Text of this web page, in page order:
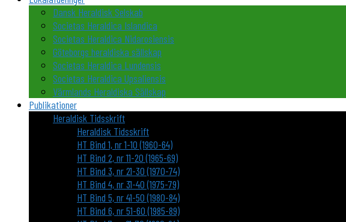
Dansk Heraldisk Selskab
Societas Heraldica Islandica
Societas Heraldica Nidarosiensis
Göteborgs heraldiska sällskap
Societas Heraldica Lundensis
Societas Heraldica Upsaliensis
Värmlands Heraldiska Sällskap
Publikationer
Heraldisk Tidsskrift
Heraldisk Tidsskrift
HT Bind 1, nr 1-10 (1960-64)
HT Bind 2, nr 11-20 (1965-69)
HT Bind 3, nr 21-30 (1970-74)
HT Bind 4, nr 31-40 (1975-79)
HT Bind 5, nr 41-50 (1980-84)
HT Bind 6, nr 51-60 (1985-89)